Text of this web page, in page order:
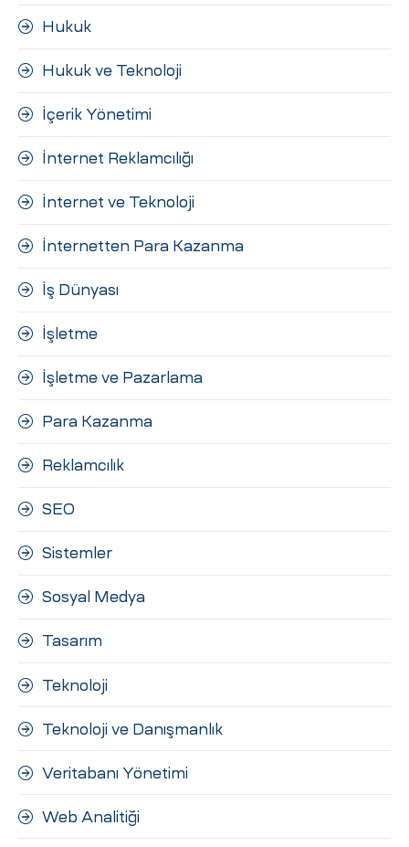
Hukuk
Hukuk ve Teknoloji
İçerik Yönetimi
İnternet Reklamcılığı
İnternet ve Teknoloji
İnternetten Para Kazanma
İş Dünyası
İşletme
İşletme ve Pazarlama
Para Kazanma
Reklamcılık
SEO
Sistemler
Sosyal Medya
Tasarım
Teknoloji
Teknoloji ve Danışmanlık
Veritabanı Yönetimi
Web Analitiği